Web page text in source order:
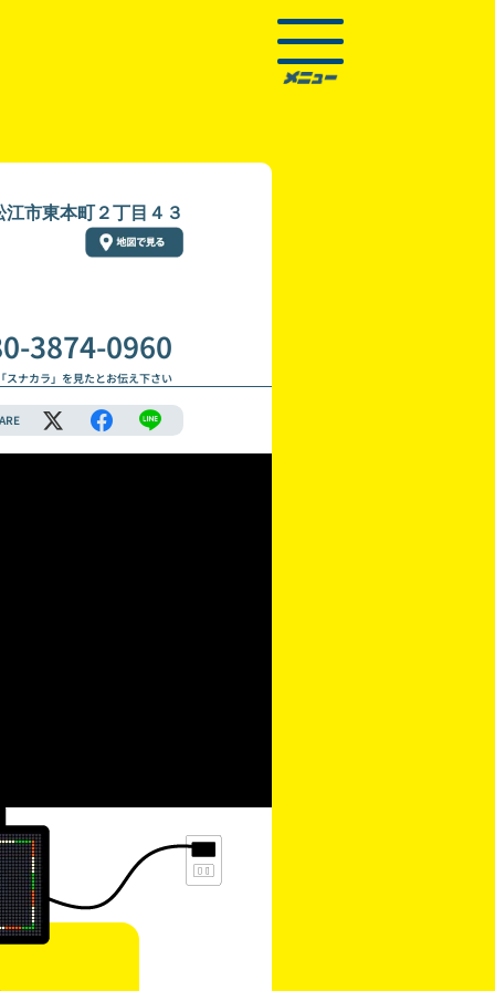
江市東本町２丁目４３
3874-0960
スナカラ」を見たとお伝え下さい